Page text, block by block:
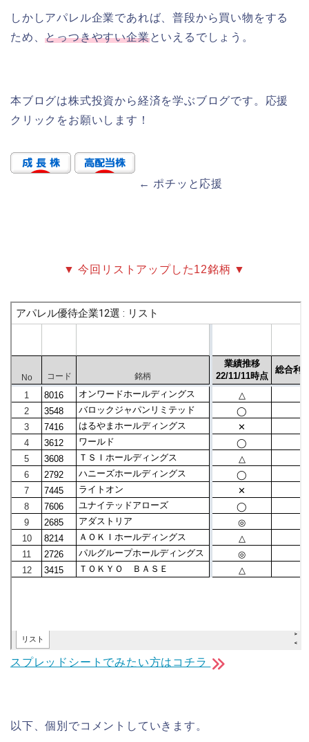
しかしアパレル企業であれば、普段から買い物をする
ため、とっつきやすい企業といえるでしょう。
本ブログは株式投資から経済を学ぶブログです。応援
クリックをお願いします！
← ポチッと応援
▼ 今回リストアップした12銘柄 ▼
スプレッドシートでみたい方はコチラ
以下、個別でコメントしていきます。